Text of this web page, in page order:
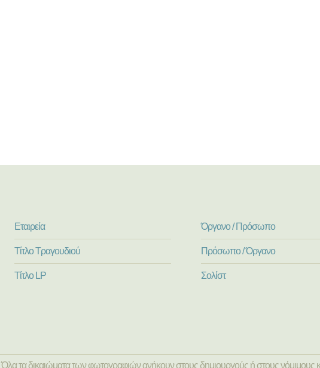
Εταιρεία
Τίτλο Τραγουδιού
Τίτλο LP
Όργανο / Πρόσωπο
Πρόσωπο / Όργανο
Σολίστ
Όλα τα δικαιώματα των φωτογραφιών ανήκουν στους δημιουργούς ή στους νόμιμους